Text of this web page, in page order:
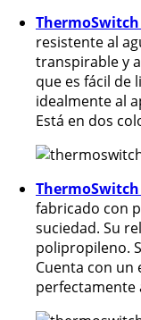
resistente al
transpirable y
que es fácil de
idealmente al
Está en dos
fabricado con
suciedad. Su
polipropileno.
Cuenta con un